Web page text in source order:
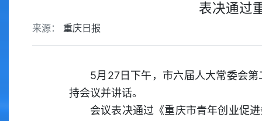
表决通过
来源： 重庆日报
5月27日下午，市六届人大常委会
持会议并讲话。
会议表决通过《重庆市青年创业促